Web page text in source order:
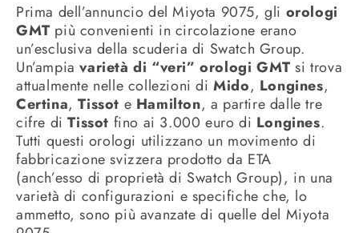
Prima dell’annuncio del Miyota 9075, gli orologi
GMT più convenienti in circolazione erano
un’esclusiva della scuderia di Swatch Group.
Un’ampiavarietà di “veri” orologi GMT si trova
attualmente nelle collezioni diMido, Longines,
Certina,Tissot e Hamilton, a partire dalle tre
cifre diTissot fino ai 3.000 euro di Longines.
Tutti questi orologi utilizzano un movimento di
fabbricazione svizzera prodotto da ETA
(anch’esso di proprietà di Swatch Group), in una
varietà di configurazioni e specifiche che, lo
ammetto, sono più avanzate di quelle del Miyota